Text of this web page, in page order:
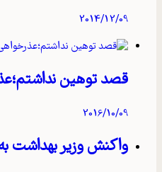
2014/12/09
قصد توهین
2016/10/09
واکنش وزیر بهداشت